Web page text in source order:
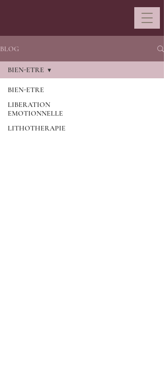
BLOG
BIEN-ETRE
LIBERATION
EMOTIONNELLE
LITHOTHERAPIE
BIEN-ETRE